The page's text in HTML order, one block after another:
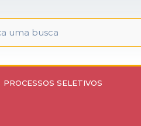
PROCESSOS SELETIVOS